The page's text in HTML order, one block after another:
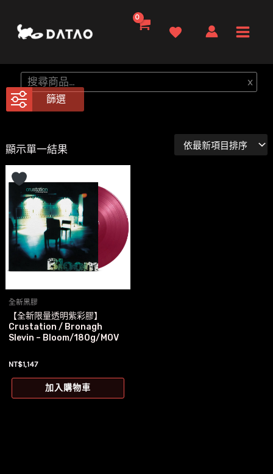
要
內
Menu
搜
尋
x
篩選
顯示單一結果
全新黑膠
【全新限量透明紫彩膠】
Crustation / Bronagh
Slevin – Bloom/180g/MOV
NT$1,147
加入購物車